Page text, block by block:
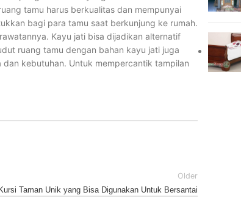
tamu harus berkualitas dan mempunyai
bagi para tamu saat berkunjung ke rumah.
Kayu jati bisa dijadikan alternatif
ruang tamu dengan bahan kayu jati juga
kebutuhan. Untuk mempercantik tampilan
Older
Taman Unik yang Bisa Digunakan Untuk Bersantai